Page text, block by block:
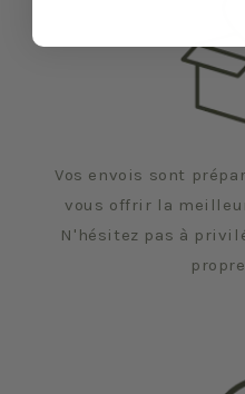
Vos envois sont
vous offrir la
N'hésitez pas à